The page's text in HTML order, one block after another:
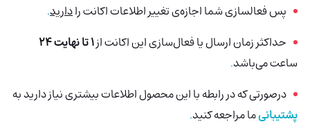
پس فعالسازی شما اجازه‌ی تغییر اطلاعات اکانت رادارید.
حداکثر زمان ارسال یا فعال‌سازی این اکانت از1 تا نهایت 24
ساعت می‌باشد.
درصورتی‌ که در رابطه با این محصول اطلاعات بیشتری نیاز دارید به
پشتیبانیما مراجعه کنید.